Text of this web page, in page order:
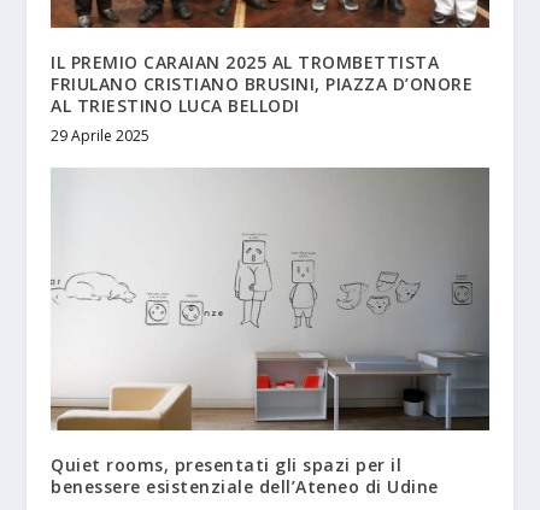
IL PREMIO CARAIAN 2025 AL TROMBETTISTA
FRIULANO CRISTIANO BRUSINI, PIAZZA D’ONORE
AL TRIESTINO LUCA BELLODI
29 Aprile 2025
Quiet rooms, presentati gli spazi per il
benessere esistenziale dell’Ateneo di Udine